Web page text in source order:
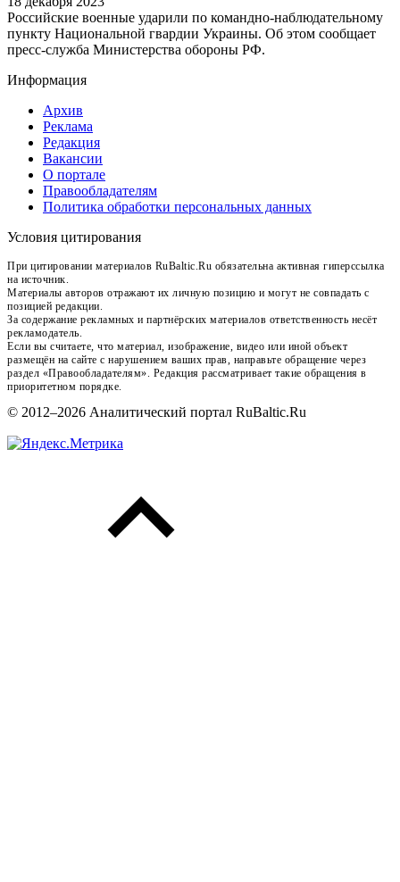
Российские военные ударили по командно-наблюдательному
пункту Национальной гвардии Украины. Об этом сообщает
пресс-служба Министерства обороны РФ.
Информация
Архив
Реклама
Редакция
Вакансии
О портале
Правообладателям
Политика обработки персональных данных
Условия цитирования
При цитировании материалов RuBaltic.Ru обязательна активная гиперссылка
на источник.
Материалы авторов отражают их личную позицию и могут не совпадать с
позицией редакции.
За содержание рекламных и партнёрских материалов ответственность несёт
рекламодатель.
Если вы считаете, что материал, изображение, видео или иной объект
размещён на сайте с нарушением ваших прав, направьте обращение через
раздел «Правообладателям». Редакция рассматривает такие обращения в
приоритетном порядке.
© 2012–2026 Аналитический портал RuBaltic.Ru